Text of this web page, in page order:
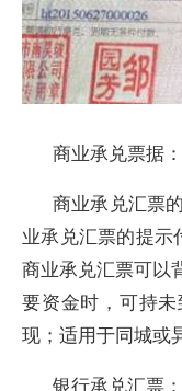
商业承兑票据：
商业承兑汇票
业承兑汇票的提示
商业承兑汇票可以
要资金时，可持
现；适用于同城或
银行承兑汇票：